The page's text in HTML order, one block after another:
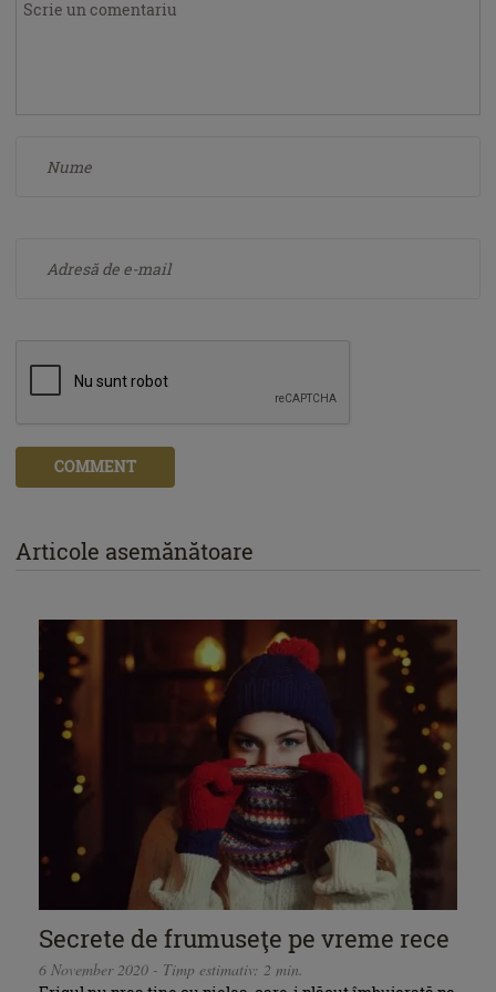
COMMENT
Articole asemănătoare
Secrete de frumuseţe pe vreme rece
6 November 2020 - Timp estimativ: 2 min.